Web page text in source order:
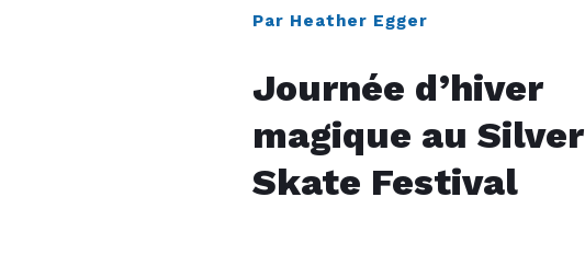
Par Heather Egger
Journée d’hiver
magique au Silver
Skate Festival